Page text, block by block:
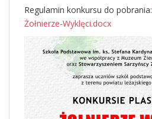
Regulamin konkursu do pobrania:
Żołnierze-Wyklęci.docx